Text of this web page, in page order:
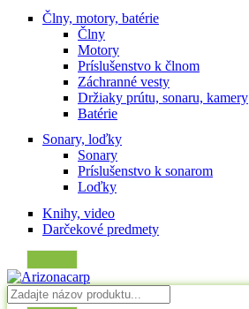
Člny, motory, batérie
Člny
Motory
Príslušenstvo k člnom
Záchranné vesty
Držiaky prútu, sonaru, kamery
Batérie
Sonary, loďky
Sonary
Príslušenstvo k sonarom
Loďky
Knihy, video
Darčekové predmety